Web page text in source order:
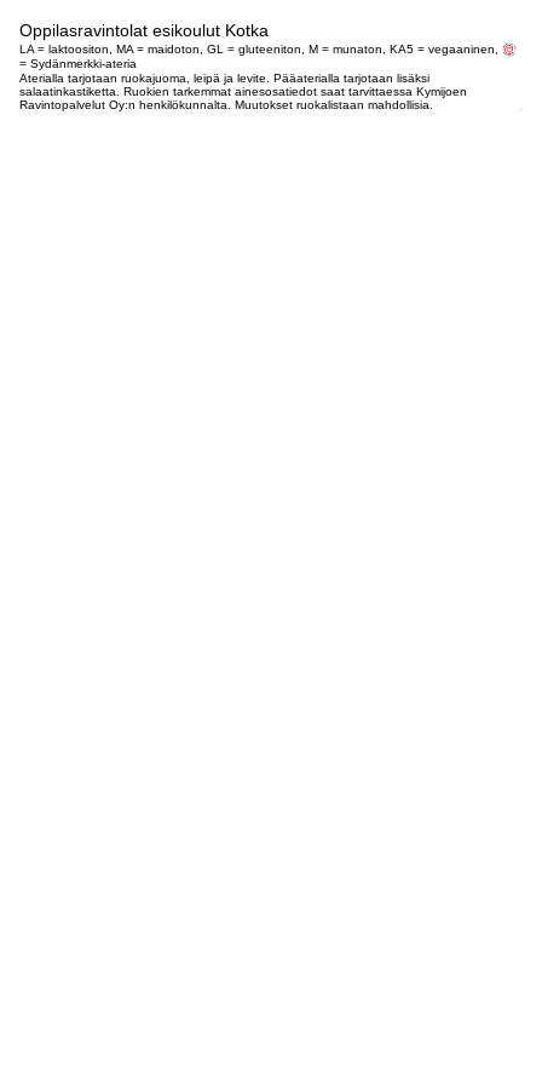
Oppilasravintolat esikoulut Kotka
LA = laktoositon, MA = maidoton, GL = gluteeniton, M = munaton, KA5 = vegaaninen,
= Sydänmerkki-ateria
Aterialla tarjotaan ruokajuoma, leipä ja levite. Pääaterialla tarjotaan lisäksi
salaatinkastiketta. Ruokien tarkemmat ainesosatiedot saat tarvittaessa Kymijoen
Ravintopalvelut Oy:n henkilökunnalta. Muutokset ruokalistaan mahdollisia.